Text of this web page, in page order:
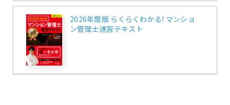
2026年度版 らくらくわかる! マンショ
ン管理士速習テキスト